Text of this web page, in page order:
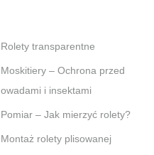
Rolety transparentne
Moskitiery – Ochrona przed
owadami i insektami
Pomiar – Jak mierzyć rolety?
Montaż rolety plisowanej